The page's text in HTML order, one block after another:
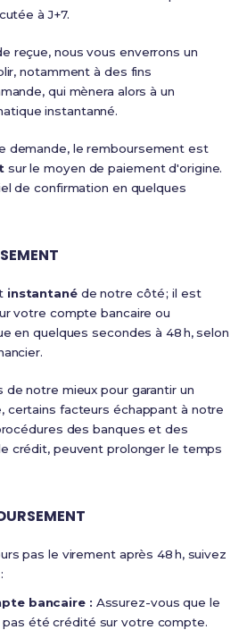
à J+7.
reçue, nous vous enverrons un
notamment à des fins
qui mènera alors à un
instantanné.
demande, le remboursement est
sur le moyen de paiement d'origine.
de confirmation en quelques
instantanéde notre côté ; il est
votre compte bancaire ou
en quelques secondes à 48 h, selon
de notre mieux pour garantir un
certains facteurs échappant à notre
des banques et des
crédit, peuvent prolonger le temps
pas le virement après 48 h, suivez
bancaire : Assurez-vous que le
été crédité sur votre compte.